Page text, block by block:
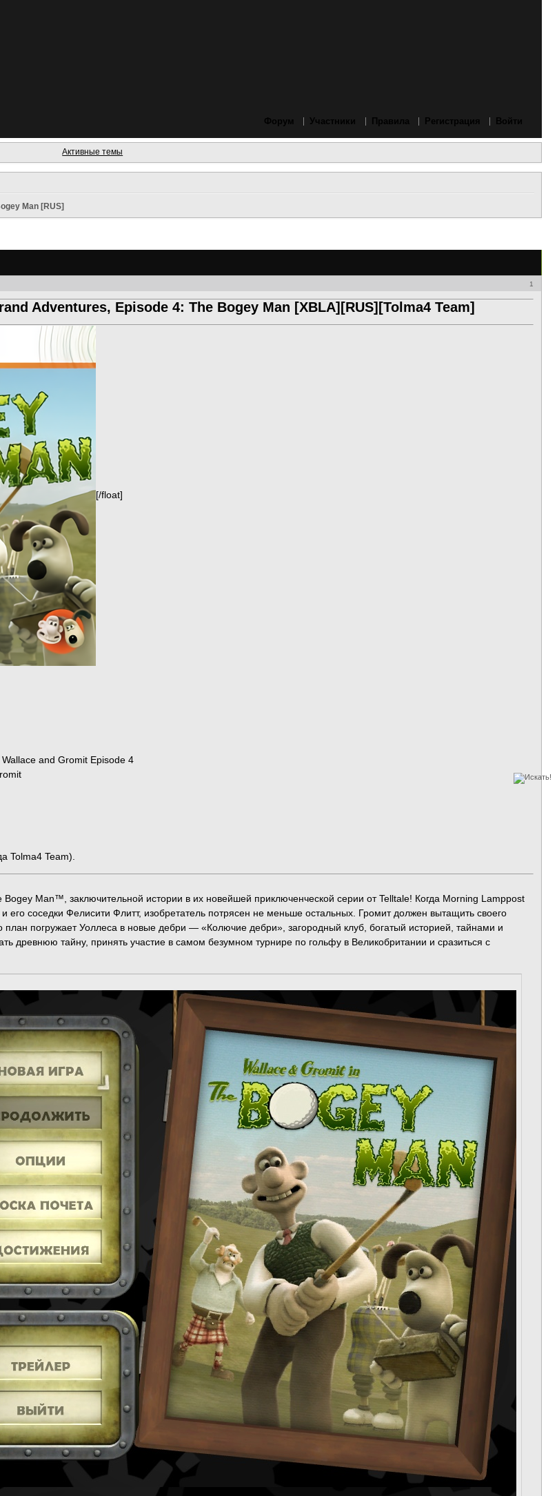
Форум Участники Правила Регистрация Войти
Активные темы
Man [RUS]
1
Adventures, Episode 4: The Bogey Man [XBLA][RUS][Tolma4 Team]
[/float]
and Gromit Episode 4
Tolma4 Team).
Bogey Man™, заключительной истории в их новейшей приключенческой серии от Telltale! Когда Morning Lamppost
его соседки Фелисити Флитт, изобретатель потрясен не меньше остальных. Громит должен вытащить своего
план погружает Уоллеса в новые дебри — «Колючие дебри», загородный клуб, богатый историей, тайнами и
древнюю тайну, принять участие в самом безумном турнире по гольфу в Великобритании и сразиться с